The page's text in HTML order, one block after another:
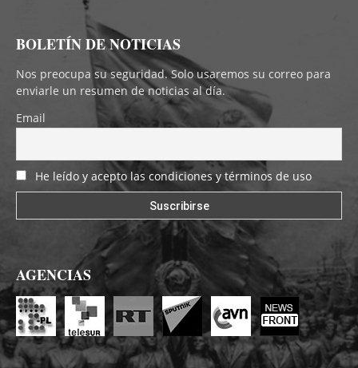
BOLETÍN DE NOTICIAS
Nos preocupa su seguridad. Solo usaremos su correo para
enviarle un resumen de noticias al día.
Email
He leído y acepto las condiciones y términos de uso
AGENCIAS